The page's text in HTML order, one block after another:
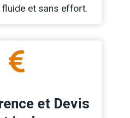
fluide et sans effort.
et Devis